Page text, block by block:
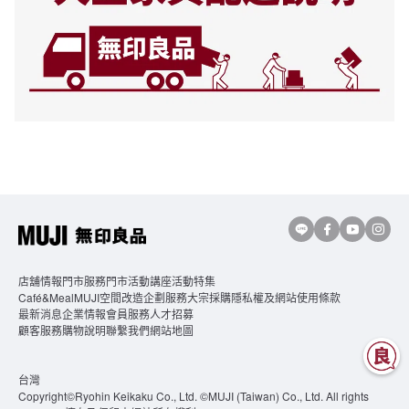
台灣
Copyright©Ryohin Keikaku Co., Ltd. ©MUJI (Taiwan) Co., Ltd. All rights
店舖情報門市服務門市活動講座活動特集
Café&MealMUJI空間改造企劃服務大宗採購隱私權及網站使用條款
最新消息企業情報會員服務人才招募
顧客服務購物說明聯繫我們網站地圖